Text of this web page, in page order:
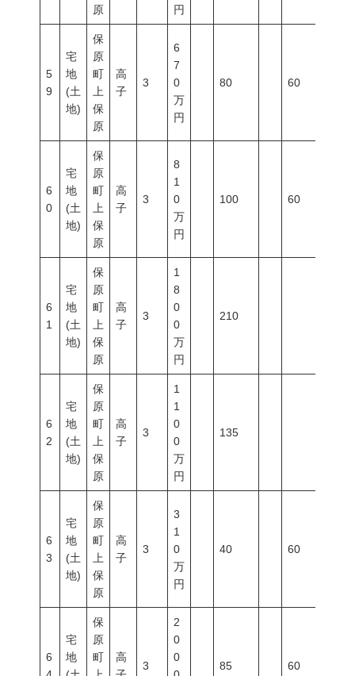
原
円
5
9
宅
地
(土
地)
保
原
町
上
保
原
高
子
3
6
7
0
万
円
80 60
6
0
宅
地
(土
地)
保
原
町
上
保
原
高
子
3
8
1
0
万
円
100 60
6
1
宅
地
(土
地)
保
原
町
上
保
原
高
子
3
1
8
0
0
万
円
210
6
2
宅
地
(土
地)
保
原
町
上
保
原
高
子
3
1
1
0
0
万
円
135
6
3
宅
地
(土
地)
保
原
町
上
保
原
高
子
3
3
1
0
万
円
40 60
6
宅
地
保
原
町
高
3
2
0
0
85 60